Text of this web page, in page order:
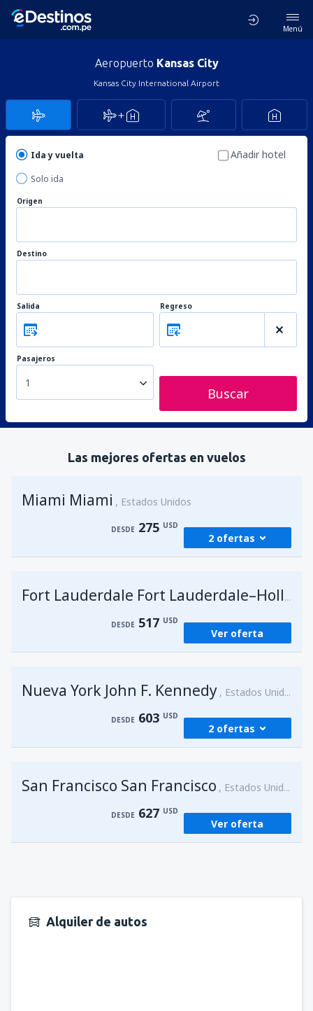
Menú
Aeropuerto Kansas City
Kansas City International Airport
Ida y vuelta
Solo ida
Añadir hotel
Origen
Destino
Salida Regreso
Pasajeros
1
Buscar
Las mejores ofertas en vuelos
Miami Miami Estados Unidos
DESDE 275 USD
2 ofertas
DESDE 275 USD
(LIM)
DESDE 581USD
Fort Lauderdale Fort Lauderdale–Hollywood Intl Airport
DESDE 517 USD
Ver oferta
Nueva York John F. Kennedy Estados Unidos
DESDE 603 USD
2 ofertas
DESDE 603 USD
(LIM)
DESDE 762USD
San Francisco San Francisco Estados Unidos
DESDE 627 USD
Ver oferta
Alquiler de autos